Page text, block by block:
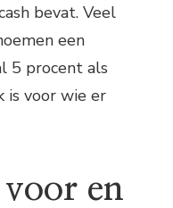
bevat. Veel
een
5 procent als
is voor wie er
en